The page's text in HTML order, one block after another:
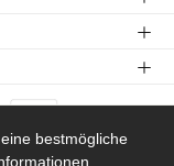
bestmögliche
...